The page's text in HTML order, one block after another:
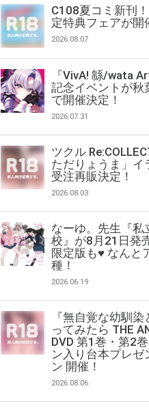
C108夏コミ新刊
定特典フェアが開
2026.08.07
『VivA! 緜/wata
記念イベントが秋
で開催決定！
2026.07.31
ツクル
ただりょうま」イ
受注再販決定！
2026.08.03
なーゆ。先生『私
校』が8月21日発
限定版も♥ なんと
種！
2026.06.19
『無自覚な幼馴
ってみたら THE
DVD 第1巻・第2
ン入り台本プレゼ
ン 開催！
2026.08.06